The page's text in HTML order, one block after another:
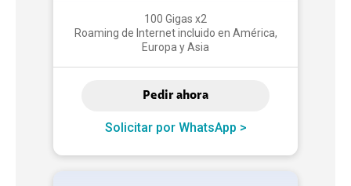
100 Gigas x2
Roaming de Internet incluido en América,
Europa y Asia
Pedir ahora
Solicitar por WhatsApp >